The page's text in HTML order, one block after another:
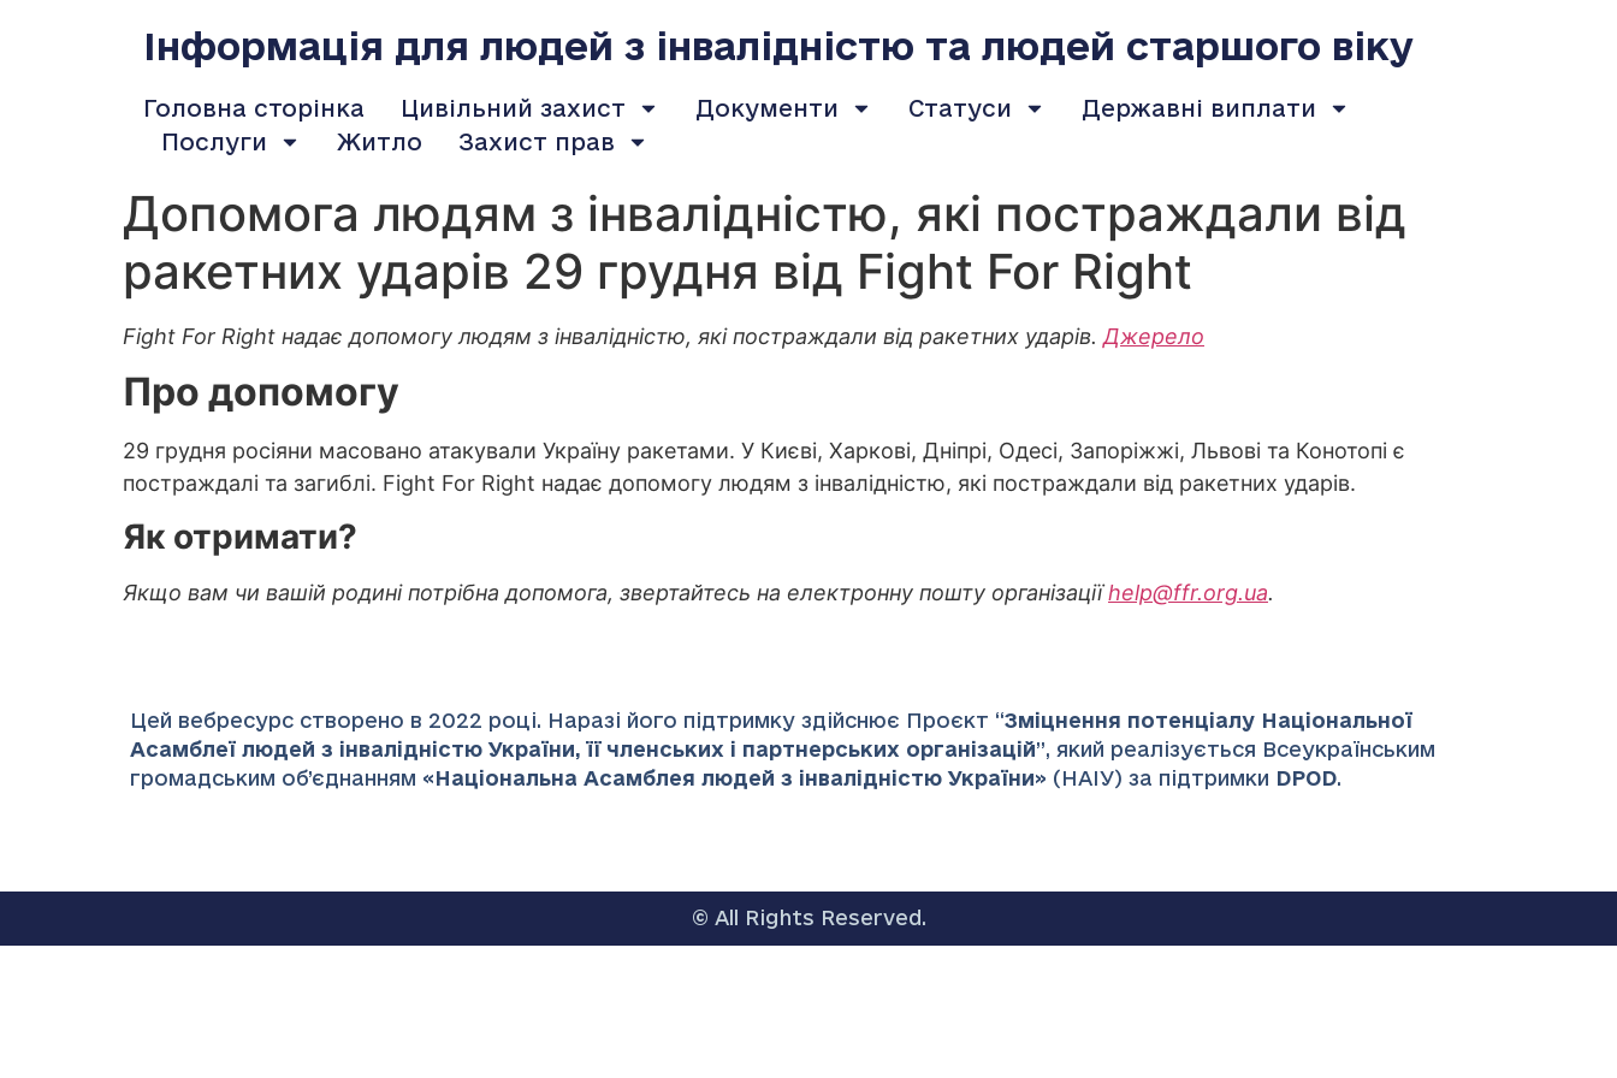
Інформація для людей з інвалідністю та людей старшого віку
Головна сторінка Цивільний захист Документи Статуси
Державні виплати
Послуги
Житло Захист прав
Допомога людям з інвалідністю, які постраждали від
ракетних ударів 29 грудня від Fight For Right
Fight For Right надає допомогу людям з інвалідністю, які постраждали від ракетних ударів. Джерело
Про допомогу
29 грудня росіяни масовано атакували Україну ракетами. У Києві, Харкові, Дніпрі, Одесі, Запоріжжі, Львові та Конотопі є
постраждалі та загиблі. Fight For Right надає допомогу людям з інвалідністю, які постраждали від ракетних ударів.
Як отримати?
Якщо вам чи вашій родині потрібна допомога, звертайтесь на електронну пошту організаціїhelp@ffr.org.ua.
Цей вебресурс створено в 2022 році. Наразі його підтримку здійснює Проєкт “Зміцнення потенціалу Національної
Асамблеї людей з інвалідністю України, її членських і партнерських організацій”, який реалізується Всеукраїнським
громадським об’єднанням «Національна Асамблея людей з інвалідністю України» (НАІУ) за підтримки DPOD.
© All Rights Reserved.